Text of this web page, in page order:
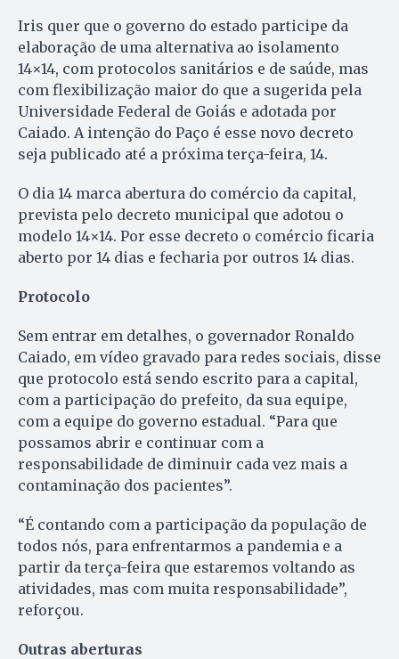
Iris quer que o governo do estado participe da
elaboração de uma alternativa ao isolamento
14×14, com protocolos sanitários e de saúde, mas
com flexibilização maior do que a sugerida pela
Universidade Federal de Goiás e adotada por
Caiado. A intenção do Paço é esse novo decreto
seja publicado até a próxima terça-feira, 14.
O dia 14 marca abertura do comércio da capital,
prevista pelo decreto municipal que adotou o
modelo 14×14. Por esse decreto o comércio ficaria
aberto por 14 dias e fecharia por outros 14 dias.
Protocolo
Sem entrar em detalhes, o governador Ronaldo
Caiado, em vídeo gravado para redes sociais, disse
que protocolo está sendo escrito para a capital,
com a participação do prefeito, da sua equipe,
com a equipe do governo estadual. “Para que
possamos abrir e continuar com a
responsabilidade de diminuir cada vez mais a
contaminação dos pacientes”.
“É contando com a participação da população de
todos nós, para enfrentarmos a pandemia e a
partir da terça-feira que estaremos voltando as
atividades, mas com muita responsabilidade”,
reforçou.
Outras aberturas